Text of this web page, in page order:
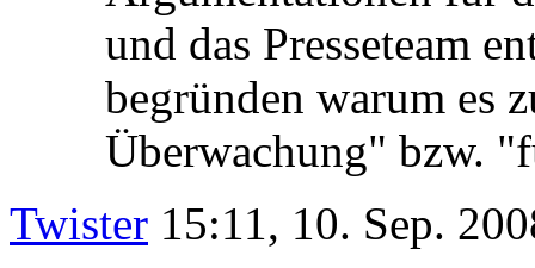
und das Presseteam
begründen warum es
Überwachung" bzw.
Twister 15:11, 10. Sep.